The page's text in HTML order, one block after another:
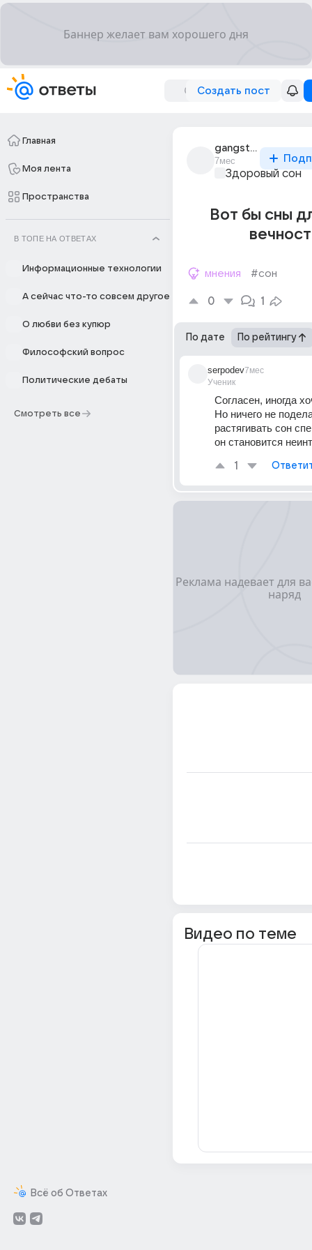
Создать пост
Главная
Моя лента
Пространства
В ТОПЕ НА ОТВЕТАХ
Информационные технологии
А сейчас что-то совсем другое
О любви без купюр
Философский вопрос
Политические дебаты
Смотреть все
Всё об Ответах
gangsta_transgirl8
7мес
Здоровый сон
Вот бы сны
мнения #сон
0 1
По дате По рейтингу
serpodev
Ученик
7мес
Согласен, иногда
Но ничего не
растягивать сон
он становится
1
Видео по теме